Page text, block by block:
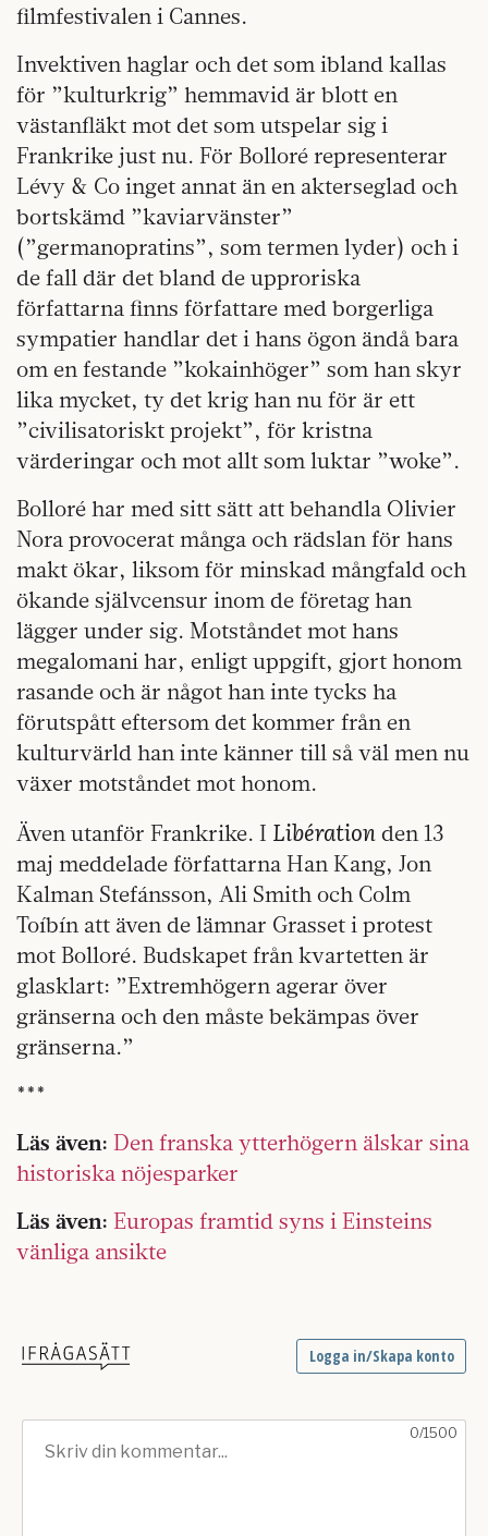
filmfestivalen i Cannes.
Invektiven haglar och det som ibland kallas
för ”kulturkrig” hemmavid är blott en
västanfläkt mot det som utspelar sig i
Frankrike just nu. För Bolloré representerar
Lévy & Co inget annat än en akterseglad och
bortskämd ”kaviarvänster”
(”germanopratins”, som termen lyder) och i
de fall där det bland de upproriska
författarna finns författare med borgerliga
sympatier handlar det i hans ögon ändå bara
om en festande ”kokainhöger” som han skyr
lika mycket, ty det krig han nu för är ett
”civilisatoriskt projekt”, för kristna
värderingar och mot allt som luktar ”woke”.
Bolloré har med sitt sätt att behandla Olivier
Nora provocerat många och rädslan för hans
makt ökar, liksom för minskad mångfald och
ökande självcensur inom de företag han
lägger under sig. Motståndet mot hans
megalomani har, enligt uppgift, gjort honom
rasande och är något han inte tycks ha
förutspått eftersom det kommer från en
kulturvärld han inte känner till så väl men nu
växer motståndet mot honom.
Även utanför Frankrike. I Libération den 13
maj meddelade författarna Han Kang, Jon
Kalman Stefánsson, Ali Smith och Colm
Toíbín att även de lämnar Grasset i protest
mot Bolloré. Budskapet från kvartetten är
glasklart: ”Extremhögern agerar över
gränserna och den måste bekämpas över
gränserna.”
***
Läs även: Den franska ytterhögern älskar sina
historiska nöjesparker
Läs även: Europas framtid syns i Einsteins
vänliga ansikte